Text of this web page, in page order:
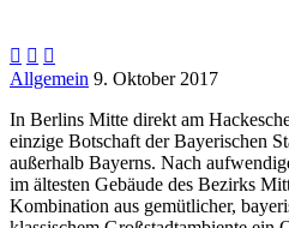
  
Allgemein 9. Oktober 2017
In Berlins Mitte direkt am
einzige Botschaft der Bayerischen
außerhalb Bayerns. Nach
im ältesten Gebäude des Bezirks
Kombination aus gemütlicher,